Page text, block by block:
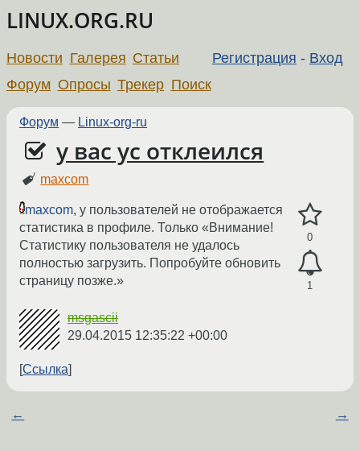
LINUX.ORG.RU
Регистрация - Вход
Новости Галерея Статьи
Форум Опросы Трекер Поиск
Форум — Linux-org-ru
у вас ус отклеился
maxcom
0
1
maxcom, у пользователей не отображается
статистика в профиле. Только «Внимание!
Статистику пользователя не удалось
полностью загрузить. Попробуйте обновить
страницу позже.»
msgascii
29.04.2015 12:35:22 +00:00
Ссылка
← →